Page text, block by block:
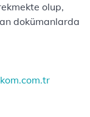
olup,
dokümanlarda